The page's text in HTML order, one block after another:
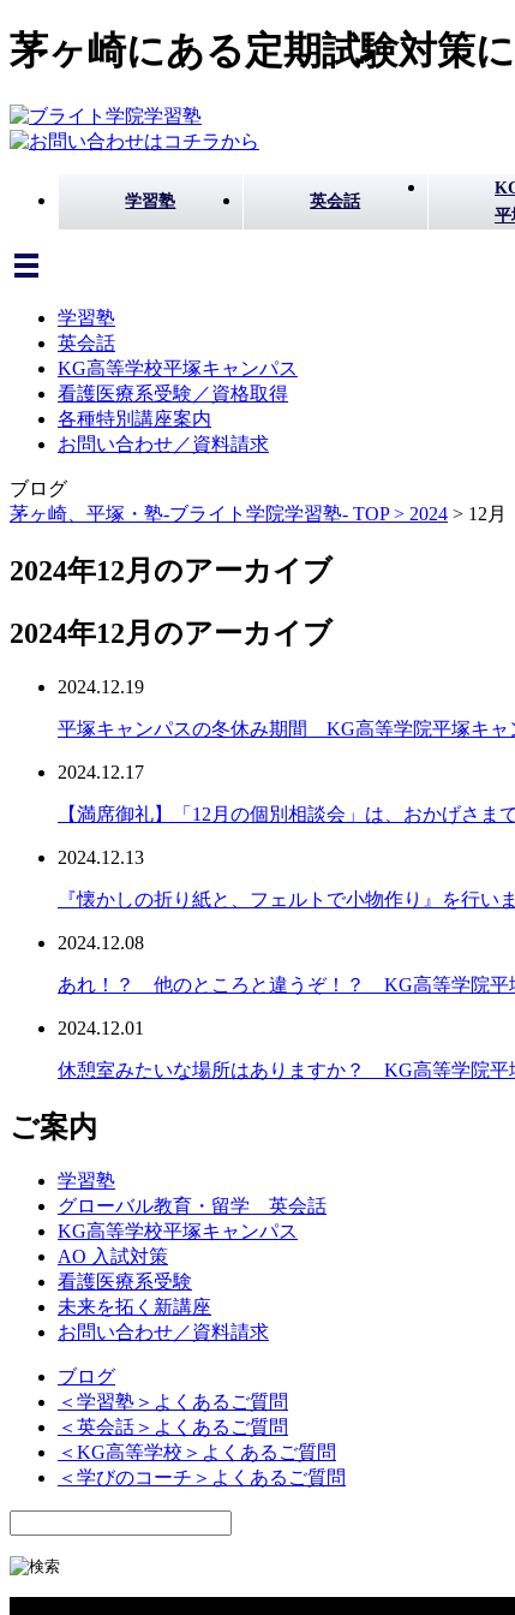
茅ヶ崎にある定期試験対策
学習塾 英会話
平
学習塾
英会話
KG高等学校平塚キャンパス
看護医療系受験／資格取得
各種特別講座案内
お問い合わせ／資料請求
ブログ
茅ヶ崎、平塚・塾-ブライト学院学習塾- TOP > 2024 > 12月
2024年12月のアーカイブ
2024年12月のアーカイブ
2024.12.19
平塚キャンパスの冬休み期間 KG高等学院平塚キャ
2024.12.17
【満席御礼】「12月の個別相談会」は、おかげさま
2024.12.13
『懐かしの折り紙と、フェルトで小物作り』を行い
2024.12.08
あれ！？ 他のところと違うぞ！？ KG高等学院平
2024.12.01
休憩室みたいな場所はありますか？ KG高等学院平
ご案内
学習塾
グローバル教育・留学 英会話
KG高等学校平塚キャンパス
AO 入試対策
看護医療系受験
未来を拓く新講座
お問い合わせ／資料請求
ブログ
＜学習塾＞よくあるご質問
＜英会話＞よくあるご質問
＜KG高等学校＞よくあるご質問
＜学びのコーチ＞よくあるご質問